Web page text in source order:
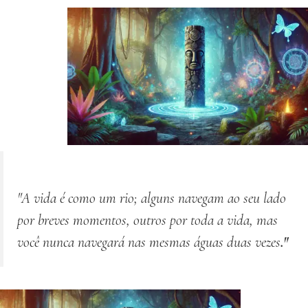
"A vida é como um rio; alguns navegam ao seu lado
por breves momentos, outros por toda a vida, mas
você nunca navegará nas mesmas águas duas vezes."